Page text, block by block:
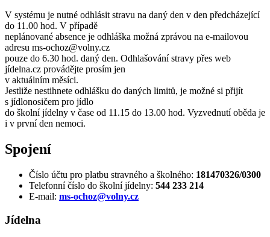
V systému je nutné odhlásit stravu na daný den v den předcházející
do 11.00 hod. V případě
neplánované absence je odhláška možná zprávou na e-mailovou
adresu ms-ochoz@volny.cz
pouze do 6.30 hod. daný den. Odhlašování stravy přes web
jídelna.cz provádějte prosím jen
v aktuálním měsíci.
Jestliže nestihnete odhlášku do daných limitů, je možné si přijít
s jídlonosičem pro jídlo
do školní jídelny v čase od 11.15 do 13.00 hod. Vyzvednutí oběda je
i v první den nemoci.
Spojení
Číslo účtu pro platbu stravného a školného: 181470326/0300
Telefonní číslo do školní jídelny: 544 233 214
E-mail: ms-ochoz@volny.cz
Jídelna